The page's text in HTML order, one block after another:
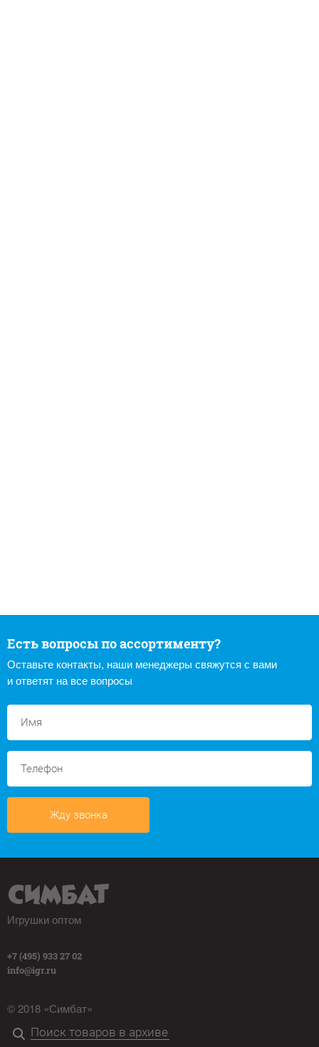
Есть вопросы по ассортименту?
Оставьте контакты, наши менеджеры свяжутся с вами
и ответят на все вопросы
Жду звонка
Игрушки оптом
+7 (495) 933 27 02
info@igr.ru
© 2018 «Симбат»